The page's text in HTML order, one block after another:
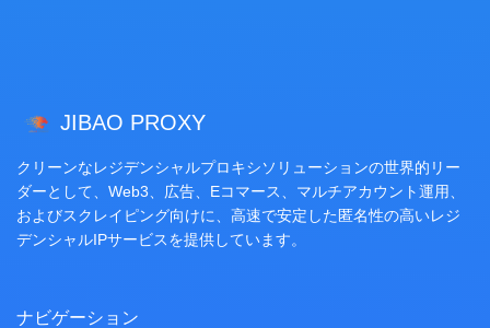
JIBAO PROXY
クリーンなレジデンシャルプロキシソリューションの世界的リー
ダーとして、Web3、広告、Eコマース、マルチアカウント運用、
およびスクレイピング向けに、高速で安定した匿名性の高いレジ
デンシャルIPサービスを提供しています。
ナビゲーション